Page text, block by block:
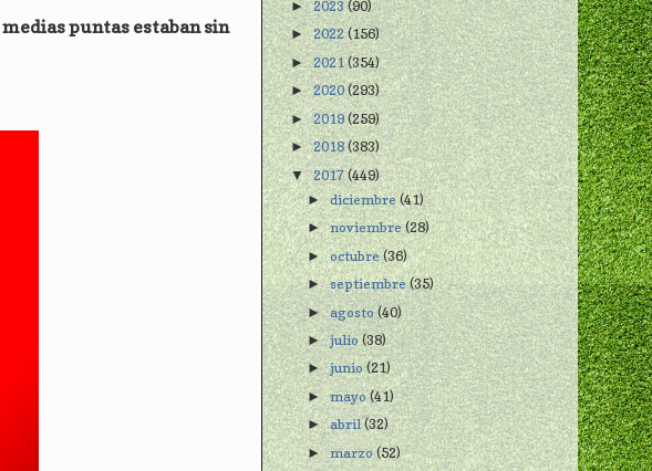
puntas estaban sin
►2023(90)
►2022(156)
►2021(354)
►2020(293)
►2019(259)
►2018(383)
▼2017(449)
►diciembre(41)
►noviembre(28)
►octubre(36)
►septiembre(35)
►agosto(40)
►julio(38)
►junio(21)
►mayo(41)
►abril(32)
►marzo(52)